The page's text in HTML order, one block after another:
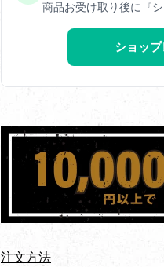
商品お受け取り後に『
ショッ
注文方法